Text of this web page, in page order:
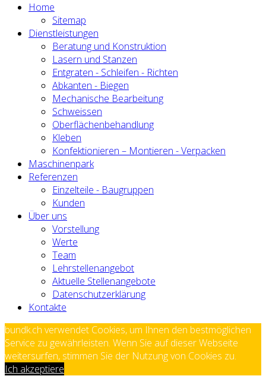
Home
Sitemap
Dienstleistungen
Beratung und Konstruktion
Lasern und Stanzen
Entgraten - Schleifen - Richten
Abkanten - Biegen
Mechanische Bearbeitung
Schweissen
Oberflächenbehandlung
Kleben
Konfektionieren – Montieren - Verpacken
Maschinenpark
Referenzen
Einzelteile - Baugruppen
Kunden
Über uns
Vorstellung
Werte
Team
Lehrstellenangebot
Aktuelle Stellenangebote
Datenschutzerklärung
Kontakte
bundk.ch verwendet Cookies, um Ihnen den bestmöglichen
Service zu gewährleisten. Wenn Sie auf dieser Webseite
weitersurfen, stimmen Sie der Nutzung von Cookies zu.
Ich akzeptiere